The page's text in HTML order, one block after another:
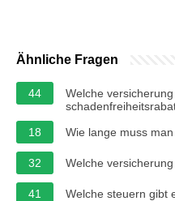
Ähnliche Fragen
44
Welche
18
Wie lange muss
32 Welche
41 Welche steuern gibt